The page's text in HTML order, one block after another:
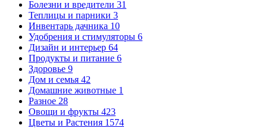
Болезни и вредители 31
Теплицы и парники 3
Инвентарь дачника 10
Удобрения и стимуляторы 6
Дизайн и интерьер 64
Продукты и питание 6
Здоровье 9
Дом и семья 42
Домашние животные 1
Разное 28
Овощи и фрукты 423
Цветы и Растения 1574